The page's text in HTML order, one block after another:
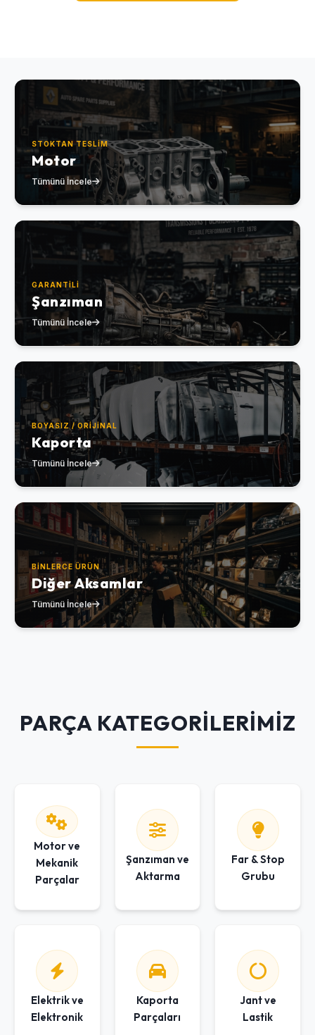
STOKTAN TESLIM
Motor
Tümünü İncele
GARANTILI
Şanzıman
Tümünü İncele
BOYASIZ / ORIJINAL
Kaporta
Tümünü İncele
BINLERCE ÜRÜN
Diğer Aksamlar
Tümünü İncele
PARÇA KATEGORİLERİMİZ
Motor ve
Mekanik
Parçalar
Şanzıman ve
Aktarma
Far & Stop
Grubu
Elektrik ve
Elektronik
Kaporta
Parçaları
Jant ve
Lastik